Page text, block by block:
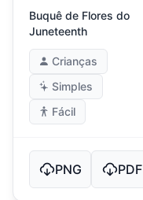
Buquê de Flores do
Juneteenth
Crianças
Simples
Fácil
PNG PDF